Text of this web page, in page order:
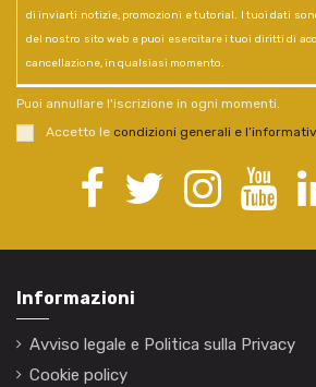
di inviarti notizie, promozioni e tutorial. I tuoi dati
del nostro sito web e puoi esercitare i tuoi diritti di
cancellazione, in qualsiasi momento.
Puoi annullare l'iscrizione in ogni momenti.
Accetto le condizioni generali e
Informazioni
Avviso legale e Politica sulla Privacy
Cookie policy